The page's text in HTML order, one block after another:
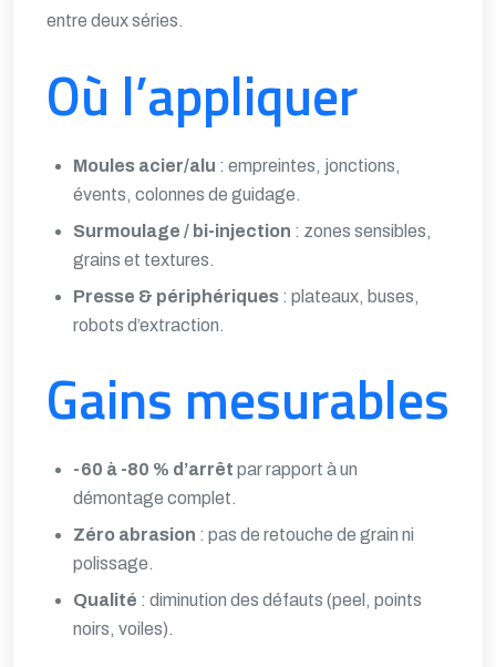
entre deux séries.
Où l’appliquer
Moules acier/alu : empreintes, jonctions,
évents, colonnes de guidage.
Surmoulage / bi-injection : zones sensibles,
grains et textures.
Presse & périphériques : plateaux, buses,
robots d’extraction.
Gains mesurables
-60 à -80 % d’arrêt par rapport à un
démontage complet.
Zéro abrasion : pas de retouche de grain ni
polissage.
Qualité : diminution des défauts (peel, points
noirs, voiles).